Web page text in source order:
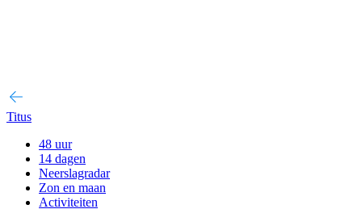
Titus
48 uur
14 dagen
Neerslagradar
Zon en maan
Activiteiten